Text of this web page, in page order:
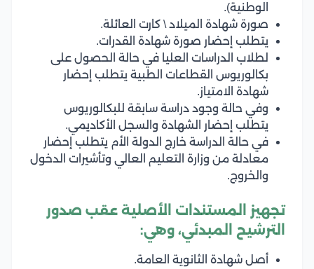
الوطنية).
صورة شهادة الميلاد \ كارت العائلة.
يتطلب إحضار صورة شهادة القدرات.
لطلاب الدراسات العليا في حالة الحصول على
بكالوريوس القطاعات الطبية يتطلب إحضار
شهادة الامتياز.
وفي حالة وجود دراسة سابقة للبكالوريوس
يتطلب إحضار الشهادة والسجل الأكاديمي.
في حالة الدراسة خارج الدولة الأم يتطلب إحضار
معادلة من وزارة التعليم العالي وتأشيرات الدخول
والخروج.
تجهيز المستندات الأصلية عقب صدور
الترشيح المبدئي، وهي:
أصل شهادة الثانوية العامة.